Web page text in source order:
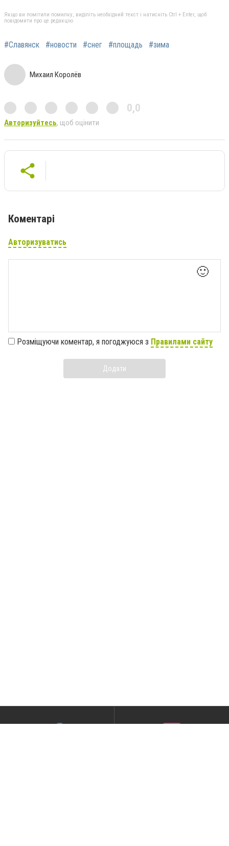
Якщо ви помітили помилку, виділіть необхідний текст і натисніть Ctrl + Enter, щоб
повідомити про це редакцію
#Славянск #новости #снег #площадь #зима
Михаил Королёв
0,0
Авторизуйтесь, щоб оцінити
Коментарі
Авторизуватись
🙂
Розміщуючи коментар, я погоджуюся з Правилами сайту
Додати